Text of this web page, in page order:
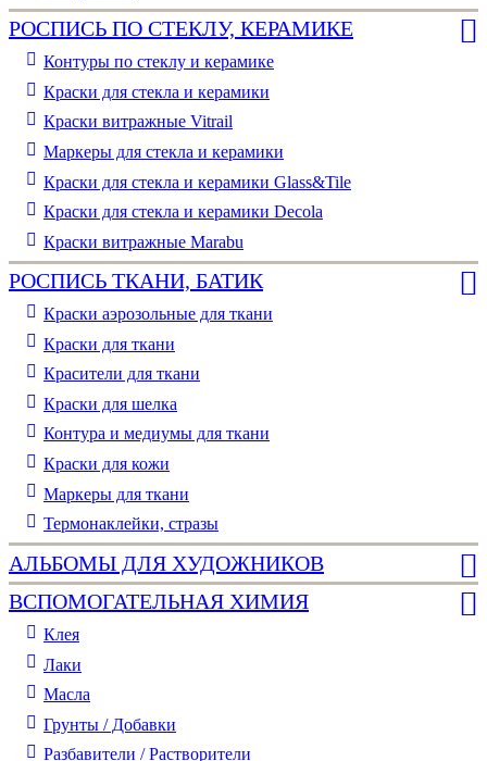
РОСПИСЬ ПО СТЕКЛУ, КЕРАМИКЕ
Контуры по стеклу и керамике
Краски для стекла и керамики
Краски витражные Vitrail
Маркеры для стекла и керамики
Краски для стекла и керамики Glass&Tile
Краски для стекла и керамики Decola
Краски витражные Marabu
РОСПИСЬ ТКАНИ, БАТИК
Краски аэрозольные для ткани
Краски для ткани
Красители для ткани
Краски для шелка
Контура и медиумы для ткани
Краски для кожи
Маркеры для ткани
Термонаклейки, стразы
АЛЬБОМЫ ДЛЯ ХУДОЖНИКОВ
ВСПОМОГАТЕЛЬНАЯ ХИМИЯ
Клея
Лаки
Масла
Грунты / Добавки
Разбавители / Растворители